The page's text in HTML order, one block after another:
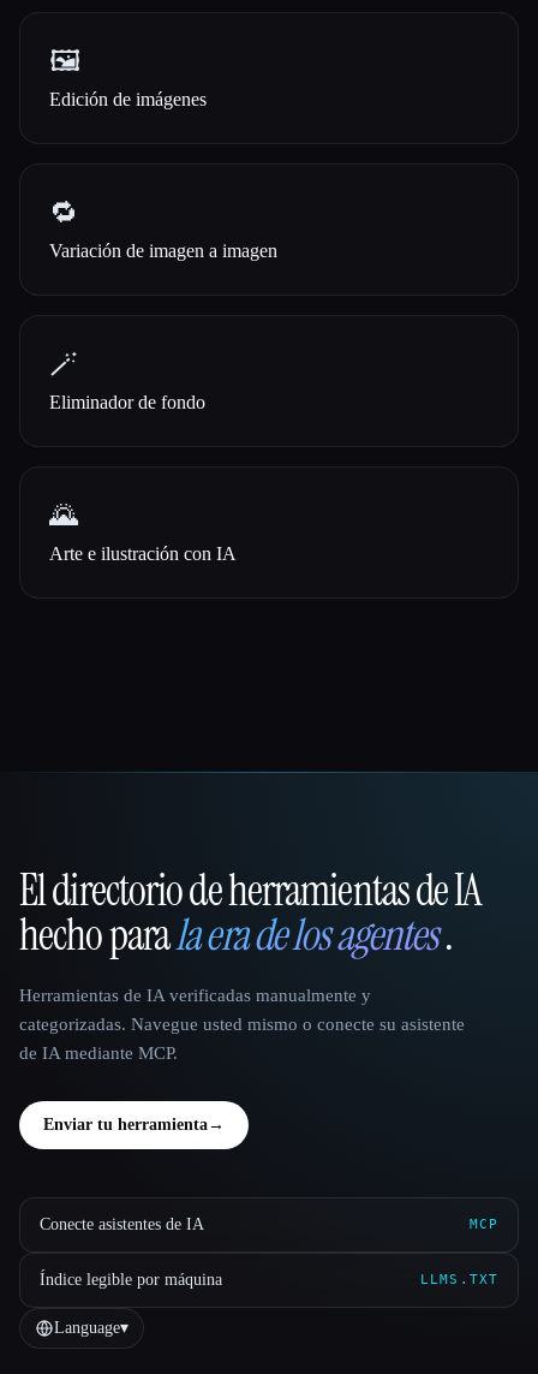
🖼️
Edición de imágenes
🔁
Variación de imagen a imagen
🪄
Eliminador de fondo
🌄
Arte e ilustración con IA
That AI Collection
El directorio de herramientas de IA
hecho parala era de los agentes.
Herramientas de IA verificadas manualmente y
categorizadas. Navegue usted mismo o conecte su asistente
de IA mediante MCP.
Enviar tu herramienta→
Conecte asistentes de IA MCP
Índice legible por máquina LLMS.TXT
Language▾